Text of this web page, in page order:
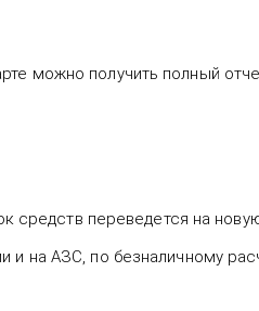
можно получить полный
средств переведется на
на АЗС, по безналичному